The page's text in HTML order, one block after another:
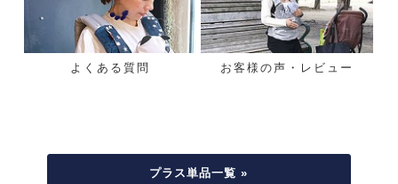
よくある質問 お客様の声・レビュー
プラス単品一覧 »